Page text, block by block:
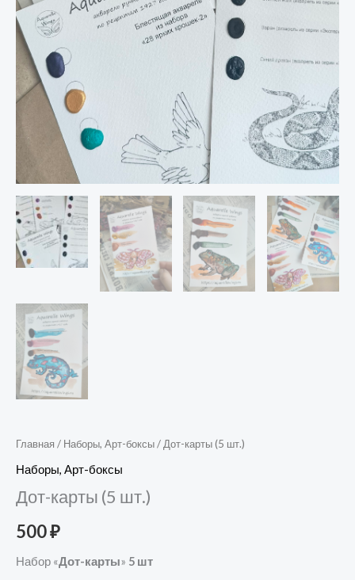
Главная / Наборы, Арт-боксы/ Дот-карты (5 шт.)
Наборы, Арт-боксы
Дот-карты (5 шт.)
500₽
Набор «Дот-карты» 5 шт